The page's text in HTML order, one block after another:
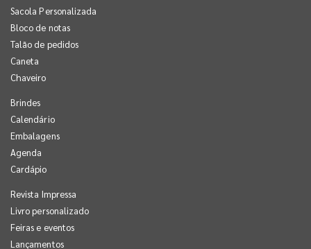
Sacola Personalizada
Bloco de notas
Talão de pedidos
Caneta
Chaveiro
Brindes
Calendário
Embalagens
Agenda
Cardápio
Revista Impressa
Livro personalizado
Feiras e eventos
Lançamentos